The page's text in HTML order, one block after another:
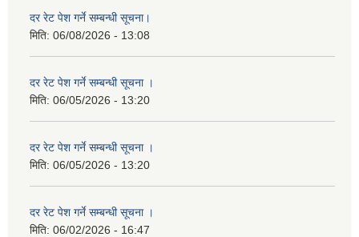
दर रेट पेश गर्ने सम्बन्धी सूचना।
मिति: 06/08/2026 - 13:08
दर रेट पेश गर्ने सम्बन्धी सूचना ।
मिति: 06/05/2026 - 13:20
दर रेट पेश गर्ने सम्बन्धी सूचना ।
मिति: 06/05/2026 - 13:20
दर रेट पेश गर्ने सम्बन्धी सूचना ।
मिति: 06/02/2026 - 16:47